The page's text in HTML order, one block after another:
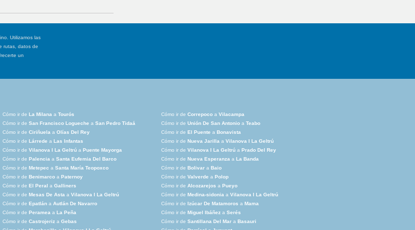
Utilizamos las
rutas, datos de
un
Cómo ir de La Milana a Tourós Cómo ir de Correpoco a Vilacampa
Cómo ir de San Francisco Logueche a San Pedro Tidaá Cómo ir de Unión De San Antonio a Teabo
Cómo ir de Ciriñuela a Olías Del Rey Cómo ir de El Puente a Bonavista
Cómo ir de Lárrede a Las Infantas Cómo ir de Nueva Jarilla a Vilanova I La Geltrú
Cómo ir de Vilanova I La Geltrú a Puente Mayorga Cómo ir de Vilanova I La Geltrú a Prado Del Rey
Cómo ir de Palencia a Santa Eufemia Del Barco Cómo ir de Nueva Esperanza a La Banda
Cómo ir de Metepec a Santa María Teopoxco Cómo ir de Bolivar a Baio
Cómo ir de Benimarco a Paternoy Cómo ir de Valverde a Polop
Cómo ir de El Peral a Galliners Cómo ir de Alcozarejos a Pueyo
Cómo ir de Mesas De Asta a Vilanova I La Geltrú Cómo ir de Medina-sidonia a Vilanova I La Geltrú
Cómo ir de Epatlán a Autlán De Navarro Cómo ir de Izúcar De Matamoros a Mama
Cómo ir de Peramea a La Peña Cómo ir de Miguel Ibáñez a Serés
Cómo ir de Castrojeriz a Gebas Cómo ir de Santillana Del Mar a Basauri